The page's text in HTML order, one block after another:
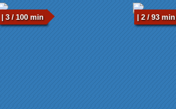
| 3 / 100 min | 2 / 93 min